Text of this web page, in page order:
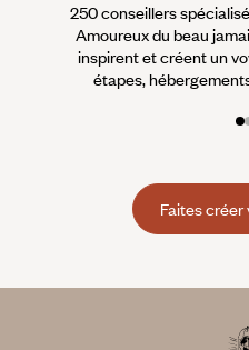
250 conseillers
Amoureux du beau
inspirent et créent un
étapes,
Faites